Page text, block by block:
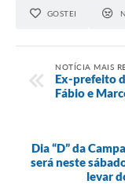
GOSTEI
NOTÍCIA MAIS
Ex-prefeito
Fábio e
Dia “D” da
será neste
levar